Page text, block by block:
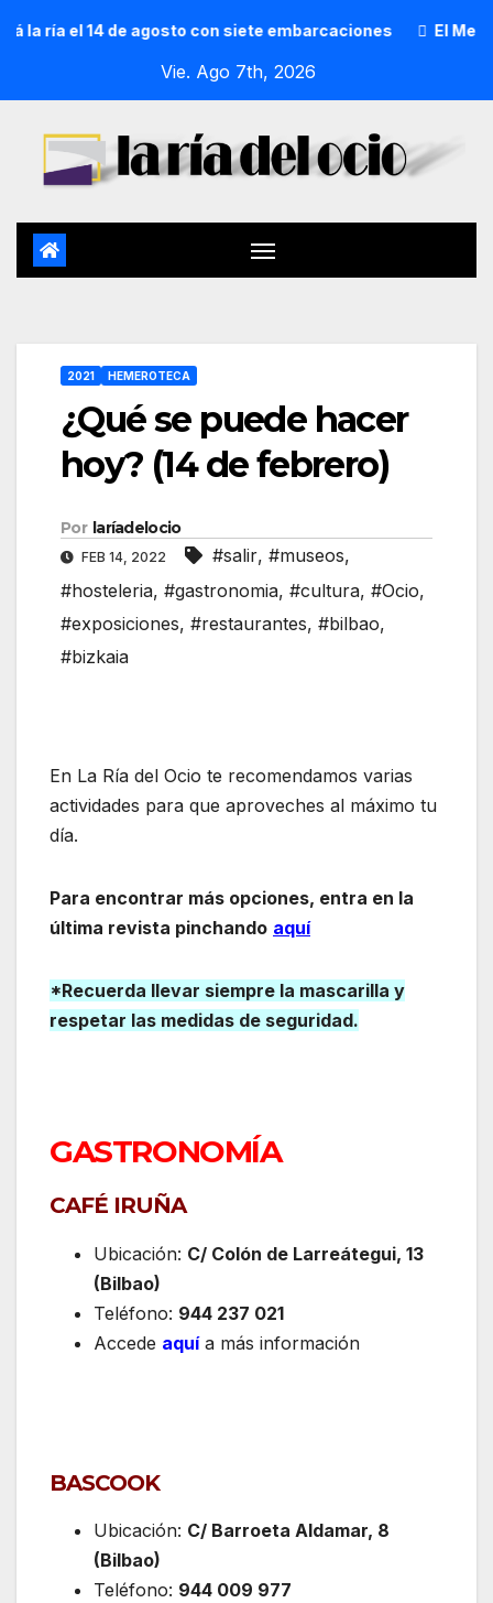
el 14 de agosto con siete embarcaciones El
Vie. Ago 7th, 2026
2021 HEMEROTECA
¿Qué se puede hacer
hoy? (14 de febrero)
Por laríadelocio
FEB 14, 2022 #salir, #museos,
#hosteleria, #gastronomia, #cultura, #Ocio,
#exposiciones, #restaurantes, #bilbao,
#bizkaia
En La Ría del Ocio te recomendamos varias
actividades para que aproveches al máximo tu
día.
Para encontrar más opciones, entra en la
última revista pinchando aquí
*Recuerda llevar siempre la mascarilla y
respetar las medidas de seguridad.
GASTRONOMÍA
CAFÉ IRUÑA
Ubicación: C/ Colón de Larreátegui, 13
(Bilbao)
Teléfono: 944 237 021
Accede aquí a más información
BASCOOK
Ubicación: C/ Barroeta Aldamar, 8
(Bilbao)
Teléfono: 944 009 977